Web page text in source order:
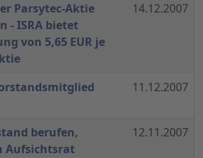
Parsytec-Aktie
- ISRA bietet
von 5,65 EUR je
14.12.2007
11.12.2007
berufen,
Aufsichtsrat
12.11.2007